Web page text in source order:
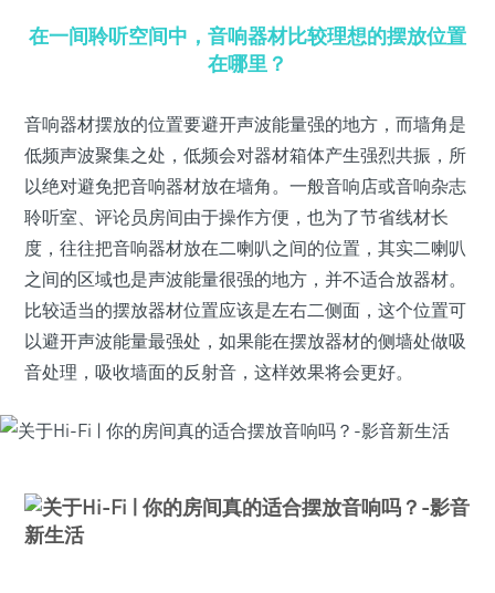
在一间聆听空间中，音响器材比较理想的摆放位置
在哪里？
音响器材摆放的位置要避开声波能量强的地方，而墙角是
低频声波聚集之处，低频会对器材箱体产生强烈共振，所
以绝对避免把音响器材放在墙角。一般音响店或音响杂志
聆听室、评论员房间由于操作方便，也为了节省线材长
度，往往把音响器材放在二喇叭之间的位置，其实二喇叭
之间的区域也是声波能量很强的地方，并不适合放器材。
比较适当的摆放器材位置应该是左右二侧面，这个位置可
以避开声波能量最强处，如果能在摆放器材的侧墙处做吸
音处理，吸收墙面的反射音，这样效果将会更好。